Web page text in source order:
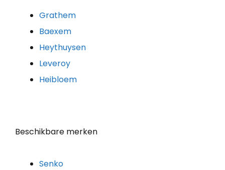
Grathem
Baexem
Heythuysen
Leveroy
Heibloem
Beschikbare merken
Senko